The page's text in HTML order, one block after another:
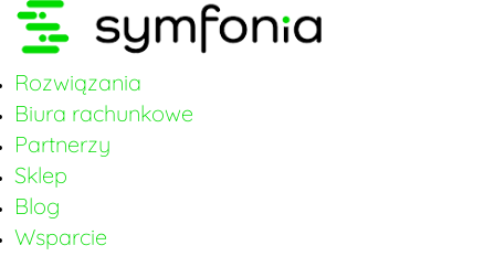
Rozwiązania
Biura rachunkowe
Partnerzy
Sklep
Blog
Wsparcie